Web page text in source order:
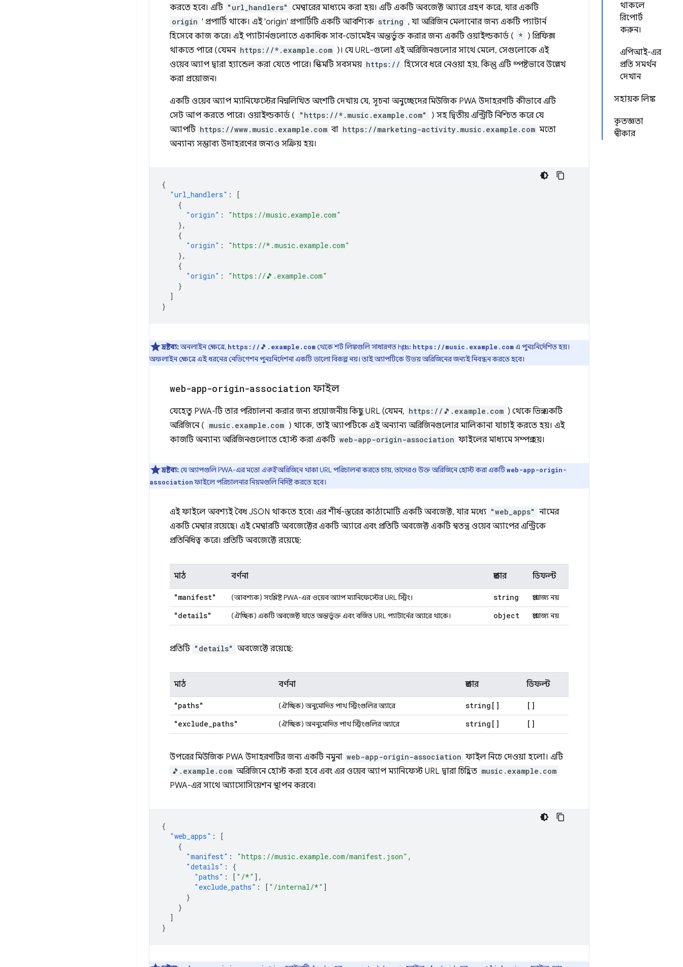
থাকলে
রিপোর্ট
করুন।
এপিআই-এর
প্রতি সমর্থন
দেখান
সহায়ক লিঙ্ক
কৃতজ্ঞতা
স্বীকার
করতে হবে। এটি "url_handlers" মেম্বারের মাধ্যমে করা হয়। এটি একটি অবজেক্ট অ্যারে গ্রহণ করে, যার একটি
origin ' প্রপার্টি থাকে। এই 'origin' প্রপার্টিটি একটি আবশ্যিক string , যা অরিজিন মেলানোর জন্য একটি প্যাটার্ন
হিসেবে কাজ করে। এই প্যাটার্নগুলোতে একাধিক সাব-ডোমেইন অন্তর্ভুক্ত করার জন্য একটি ওয়াইল্ডকার্ড ( * ) প্রিফিক্স
থাকতে পারে (যেমন https://*.example.com )। যে URL-গুলো এই অরিজিনগুলোর সাথে মেলে, সেগুলোকে এই
ওয়েব অ্যাপ দ্বারা হ্যান্ডেল করা যেতে পারে। স্কিমটি সবসময় https:// হিসেবে ধরে নেওয়া হয়, কিন্তু এটি স্পষ্টভাবে উল্লেখ
করা প্রয়োজন।
একটি ওয়েব অ্যাপ ম্যানিফেস্টের নিম্নলিখিত অংশটি দেখায় যে, সূচনা অনুচ্ছেদের মিউজিক PWA উদাহরণটি কীভাবে এটি
সেট আপ করতে পারে। ওয়াইল্ডকার্ড (
"https://*.music.example.com"
) সহ দ্বিতীয় এন্ট্রিটি নিশ্চিত করে যে
অ্যাপটি https://www.music.example.com বা https://marketing-activity.music.example.com মতো
অন্যান্য সম্ভাব্য উদাহরণের জন্যও সক্রিয় হয়।
{
"url_handlers" :
[
{
"origin" :
"https://music.example.com"
},
{
"origin" :
"https://*.music.example.com"
},
{
"origin" :
"https://🎵.example.com"
}
]
}
দ্রষ্টব্য:অনলাইন ক্ষেত্রে, https://🎵.example.comথেকে শর্ট লিঙ্কগুলি সাধারণত https: https://music.example.comএ পুনঃনির্দেশিত হয়।
অফলাইন ক্ষেত্রে এই ধরনের নেভিগেশন পুনঃনির্দেশনা একটি ভালো বিকল্প নয়। তাই অ্যাপটিকে উভয় অরিজিনের জন্যই নিবন্ধন করতে হবে।
web-app-origin-association ফাইল
যেহেতু PWA-টি তার পরিচালনা করার জন্য প্রয়োজনীয় কিছু URL (যেমন, https://🎵.example.com ) থেকে ভিন্ন একটি
অরিজিনে ( music.example.com ) থাকে, তাই অ্যাপটিকে এই অন্যান্য অরিজিনগুলোর মালিকানা যাচাই করতে হয়। এই
কাজটি অন্যান্য অরিজিনগুলোতে হোস্ট করা একটি web-app-origin-association ফাইলের মাধ্যমে সম্পন্ন হয়।
দ্রষ্টব্য:যে অ্যাপগুলি PWA-এর মতোএকইঅরিজিনে থাকা URL পরিচালনা করতে চায়, তাদেরও উক্ত অরিজিনে হোস্ট করা একটিweb-app-origin-
associationফাইলে পরিচালনার নিয়মগুলি নির্দিষ্ট করতে হবে।
এই ফাইলে অবশ্যই বৈধ JSON থাকতে হবে। এর শীর্ষ-স্তরের কাঠামোটি একটি অবজেক্ট, যার মধ্যে "web_apps" নামের
একটি মেম্বার রয়েছে। এই মেম্বারটি অবজেক্টের একটি অ্যারে এবং প্রতিটি অবজেক্ট একটি স্বতন্ত্র ওয়েব অ্যাপের এন্ট্রিকে
প্রতিনিধিত্ব করে। প্রতিটি অবজেক্টে রয়েছে:
মাঠ বর্ণনা প্রকার ডিফল্ট
"manifest" (আবশ্যক) সংশ্লিষ্ট PWA-এর ওয়েব অ্যাপ ম্যানিফেস্টের URL স্ট্রিং। string প্রযোজ্য নয়
"details" (ঐচ্ছিক) একটি অবজেক্ট যাতে অন্তর্ভুক্ত এবং বর্জিত URL প্যাটার্নের অ্যারে থাকে। object প্রযোজ্য নয়
প্রতিটি "details" অবজেক্টে রয়েছে:
মাঠ বর্ণনা প্রকার ডিফল্ট
"paths" (ঐচ্ছিক) অনুমোদিত পাথ স্ট্রিংগুলির অ্যারে string[]
[]
"exclude_paths" (ঐচ্ছিক) অননুমোদিত পাথ স্ট্রিংগুলির অ্যারে string[] []
উপরের মিউজিক PWA উদাহরণটির জন্য একটি নমুনা web-app-origin-association ফাইল নিচে দেওয়া হলো। এটি
🎵.example.com অরিজিনে হোস্ট করা হবে এবং এর ওয়েব অ্যাপ ম্যানিফেস্ট URL দ্বারা চিহ্নিত music.example.com
PWA-এর সাথে অ্যাসোসিয়েশন স্থাপন করবে।
{
"web_apps" :
[
{
"manifest" : "https://music.example.com/manifest.json" ,
"details" :
{
"paths" : [ "/*" ],
"exclude_paths" : [ "/internal/*" ]
}
}
]
}